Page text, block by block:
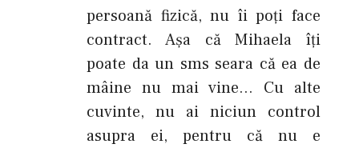
persoană fizică, nu îi poţi face
contract. Aşa că Mihaela îţi
poate da un sms seara că ea de
mâine nu mai vine… Cu alte
cuvinte, nu ai niciun control
asupra ei, pentru că nu e